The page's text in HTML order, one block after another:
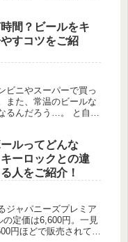
間？ビールをキ
すコツをご紹
ビニやスーパーで買っ
また、常温のビールな
るんだろう…。 と自宅
ルってどんな
ーロックとの違
人をご紹介！
ジャパニーズプレミア
定価は6,600円。一見
円ほどで販売されてい